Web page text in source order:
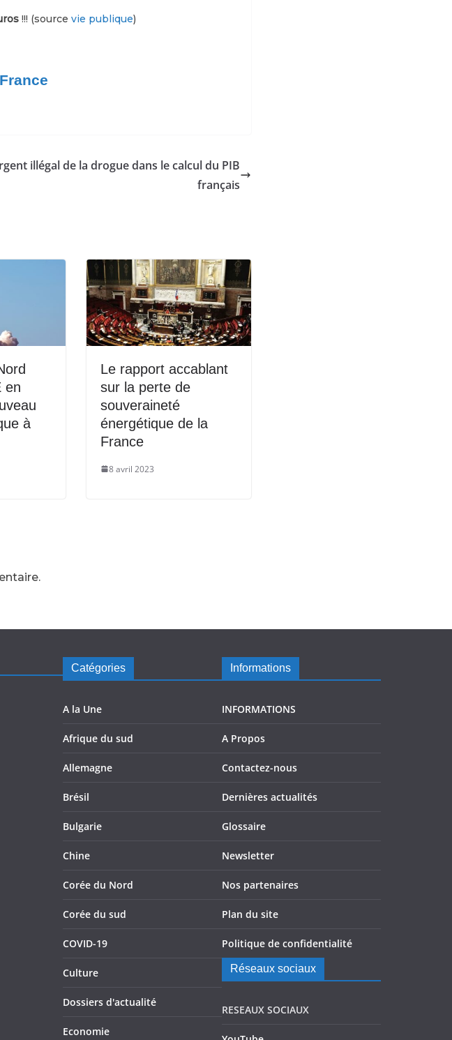
!!! (source vie publique)
France
illégal de la drogue dans le calcul du PIB
français
en
à
Le rapport accablant
sur la perte de
souveraineté
énergétique de la
France
8 avril 2023
Catégories
A la Une
Afrique du sud
Allemagne
Brésil
Bulgarie
Chine
Corée du Nord
Corée du sud
COVID-19
Culture
Dossiers d'actualité
Economie
Informations
INFORMATIONS
A Propos
Contactez-nous
Dernières actualités
Glossaire
Newsletter
Nos partenaires
Plan du site
Politique de confidentialité
Réseaux sociaux
RESEAUX SOCIAUX